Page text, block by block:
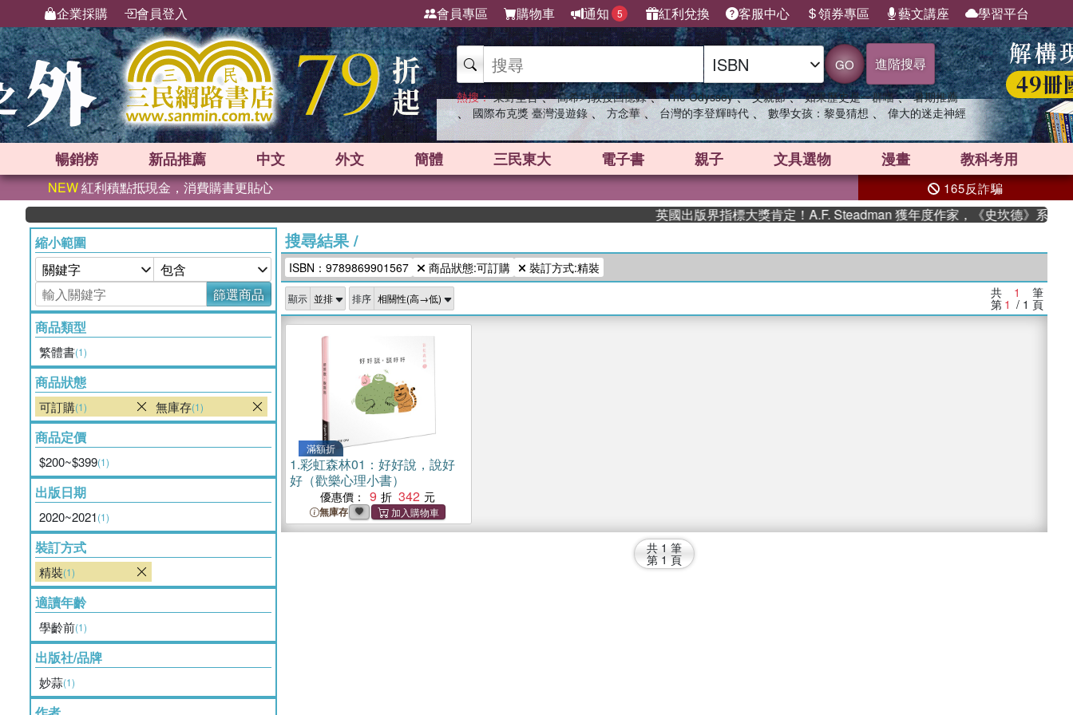
企業採購 會員登入 會員專區 購物車 通知 5 紅利兌換 客服中心 領券專區 藝文講座 學習平台
GO 進階搜尋
熱搜： 東野圭吾 、 高希均教授回憶錄 、 The Odyssey 、 父親節 、 如果歷史是一群喵 、 暑期推薦
、 國際布克獎 臺灣漫遊錄 、 方念華 、 台灣的李登輝時代 、 數學女孩：黎曼猜想 、 偉大的迷走神經
暢銷榜 新品推薦 中文 外文 簡體 三民東大 電子書 親子 文具選物 漫畫 教科考用
NEW紅利積點抵現金，消費購書更貼心 165反詐騙
英國出版界指標大獎肯定！A.F. Steadman 獲年度作家，《史坎德》系列帶
縮小範圍
篩選商品
商品類型
繁體書(1)
商品狀態
可訂購(1) 無庫存(1)
商品定價
$200~$399(1)
出版日期
2020~2021(1)
裝訂方式
精裝(1)
適讀年齡
學齡前(1)
出版社/品牌
妙蒜(1)
搜尋結果/
ISBN：9789869901567 商品狀態:可訂購 裝訂方式:精裝
顯示 排序 共 1 筆
第 1 / 1 頁
滿額折
1.彩虹森林01：好好說，說好
好（歡樂心理小書）
優惠價： 9 342
無庫存
共 1 筆
第 1 頁